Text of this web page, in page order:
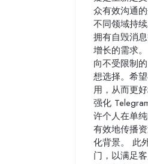
众有效沟通
不同领域持
拥有自毁消
增长的需求
向不受限制
想选择。希
用，从而更
强化
许个人在单
有效地传播
化背景。 此
门，以满足